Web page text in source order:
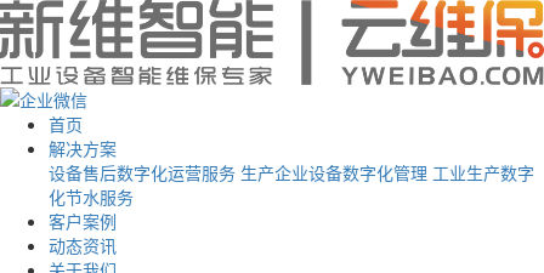
首页
解决方案
设备售后数字化运营服务 生产企业设备数字化管理 工业生产数字
化节水服务
客户案例
动态资讯